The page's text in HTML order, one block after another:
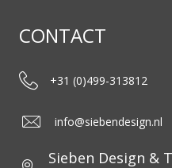
CONTACT
+31 (0)499-313812
info@siebendesign.nl
Sieben Design &